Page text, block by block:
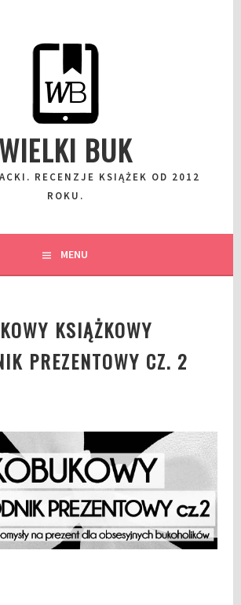
WIELKI BUK
RECENZJE KSIĄŻEK OD 2012
ROKU.
MENU
KSIĄŻKOWY
PREZENTOWY CZ. 2